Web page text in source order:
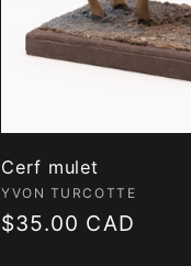
Cerf mulet
Fournisseur :
YVON TURCOTTE
Prix
$35.00 CAD